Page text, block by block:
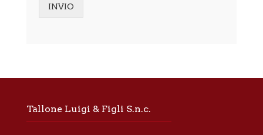
r
a
i
v
INVIO
Tallone Luigi & Figli S.n.c.